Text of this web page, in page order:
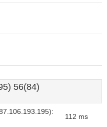
56(84)
112 ms